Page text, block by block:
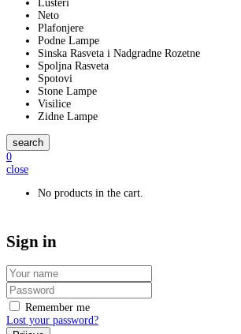
Lusteri
Neto
Plafonjere
Podne Lampe
Sinska Rasveta i Nadgradne Rozetne
Spoljna Rasveta
Spotovi
Stone Lampe
Visilice
Zidne Lampe
search
0
close
No products in the cart.
Sign in
Remember me
Lost your password?